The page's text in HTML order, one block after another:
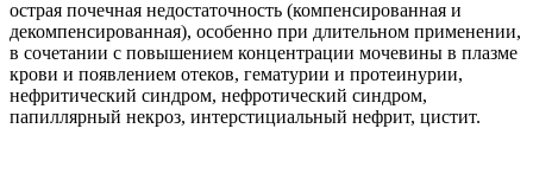
острая почечная недостаточность (компенсированная и
декомпенсированная), особенно при длительном применении,
в сочетании с повышением концентрации мочевины в плазме
крови и появлением отеков, гематурии и протеинурии,
нефритический синдром, нефротический синдром,
папиллярный некроз, интерстициальный нефрит, цистит.